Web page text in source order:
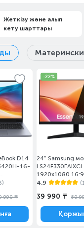
Жеткізу және алып
кету шарттары
D14
16-
990 ₸
-22%
24" Samsung
LS24F330EAIXCI
1920x1080
(HDMI+DP) Black
4.9
39 990 ₸ 50